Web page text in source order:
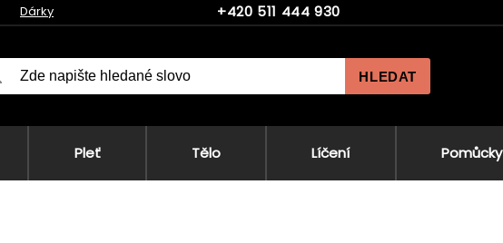
Dárky +420 511 444 930
HLEDAT
Pleť Tělo Líčení Pomůcky